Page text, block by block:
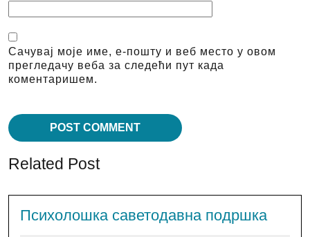
Сачувај моје име, е-пошту и веб место у овом
прегледачу веба за следећи пут када
коментаришем.
Related Post
Психолошка саветодавна подршка